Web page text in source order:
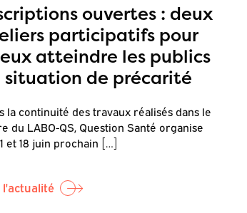
ouvertes : deux
participatifs pour
atteindre les publics
situation de précarité
la continuité des travaux réalisés dans le
du LABO-QS, Question Santé organise
et 18 juin prochain […]
l'actualité